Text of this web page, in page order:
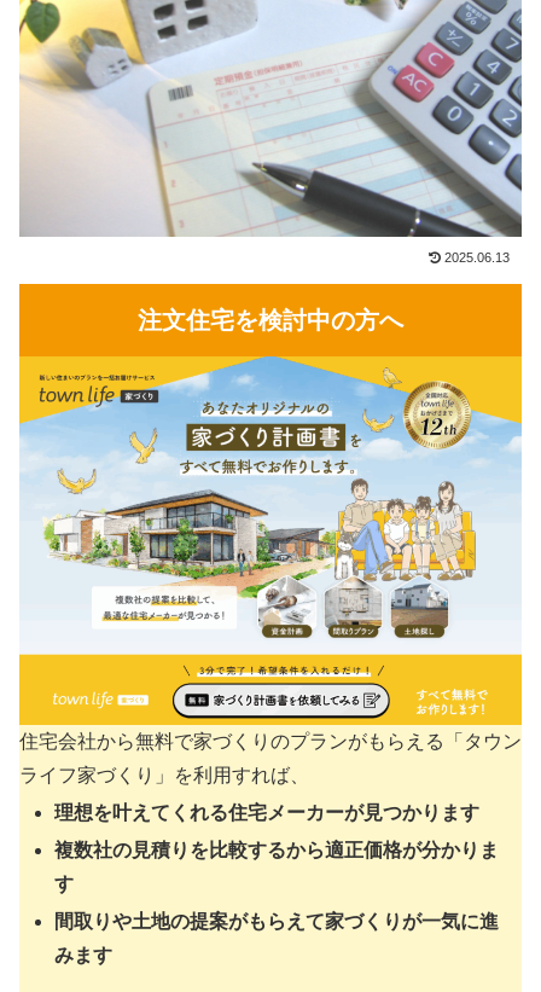
2025.06.13
注文住宅を検討中の方へ
住宅会社から無料で家づくりのプランがもらえる「タウン
ライフ家づくり」を利用すれば、
理想を叶えてくれる住宅メーカーが見つかります
複数社の見積りを比較するから適正価格が分かりま
す
間取りや土地の提案がもらえて家づくりが一気に進
みます